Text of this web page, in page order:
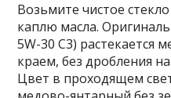
Возьмите чистое
каплю масла.
5W-30 C3) растекается
краем, без дробления
Цвет в проходящем